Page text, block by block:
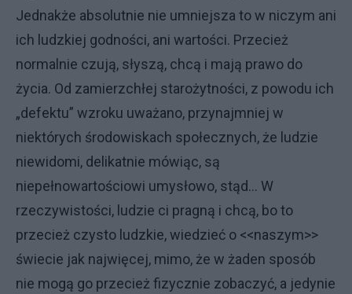
Jednakże absolutnie nie umniejsza to w niczym ani
ich ludzkiej godności, ani wartości. Przecież
normalnie czują, słyszą, chcą i mają prawo do
życia. Od zamierzchłej starożytności, z powodu ich
„defektu” wzroku uważano, przynajmniej w
niektórych środowiskach społecznych, że ludzie
niewidomi, delikatnie mówiąc, są
niepełnowartościowi umysłowo, stąd... W
rzeczywistości, ludzie ci pragną i chcą, bo to
przecież czysto ludzkie, wiedzieć o <<naszym>>
świecie jak najwięcej, mimo, że w żaden sposób
nie mogą go przecież fizycznie zobaczyć, a jedynie